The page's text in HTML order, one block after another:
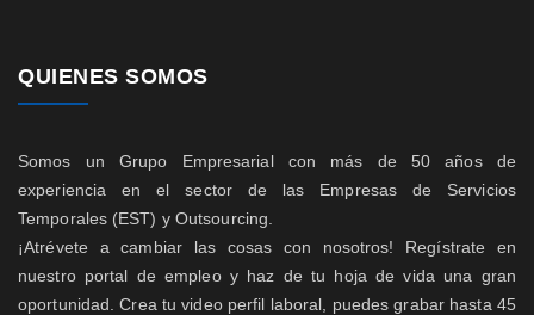
QUIENES SOMOS
Somos un Grupo Empresarial con más de 50 años de
experiencia en el sector de las Empresas de Servicios
Temporales (EST) y Outsourcing.
¡Atrévete a cambiar las cosas con nosotros! Regístrate en
nuestro portal de empleo y haz de tu hoja de vida una gran
oportunidad. Crea tu video perfil laboral, puedes grabar hasta 45